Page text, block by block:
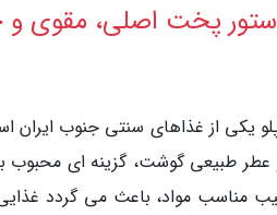
پخت اصلی، مقوی
پلو یکی از غذاهای سنتی جنوب
طبیعی گوشت، گزینه ای محبوب
مناسب مواد، باعث می گردد